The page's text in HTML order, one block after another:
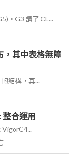
。G3 講了 CL...
，其中表格無障
結構，其...
合運用